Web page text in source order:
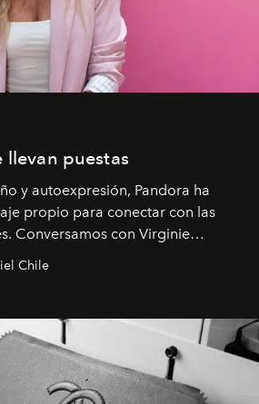
llevan puestas
y autoexpresión, Pandora ha
propio para conectar con las
Conversamos con Virginie
de marketing para
identidad, cultura y el valor
Chile